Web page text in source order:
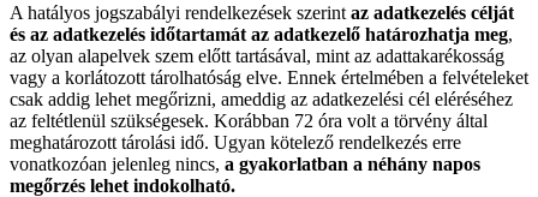
A hatályos jogszabályi rendelkezések szerint az adatkezelés célját
és az adatkezelés időtartamát az adatkezelő határozhatja meg,
az olyan alapelvek szem előtt tartásával, mint az adattakarékosság
vagy a korlátozott tárolhatóság elve. Ennek értelmében a felvételeket
csak addig lehet megőrizni, ameddig az adatkezelési cél eléréséhez
az feltétlenül szükségesek. Korábban 72 óra volt a törvény által
meghatározott tárolási idő. Ugyan kötelező rendelkezés erre
vonatkozóan jelenleg nincs, a gyakorlatban a néhány napos
megőrzés lehet indokolható.